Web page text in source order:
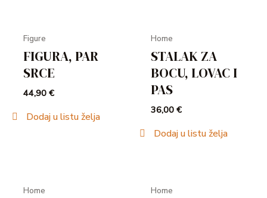
Figure
FIGURA, PAR
SRCE
44,90€
Dodaj u listu želja
Home
STALAK ZA
BOCU, LOVAC I
PAS
36,00€
Dodaj u listu želja
Home Home